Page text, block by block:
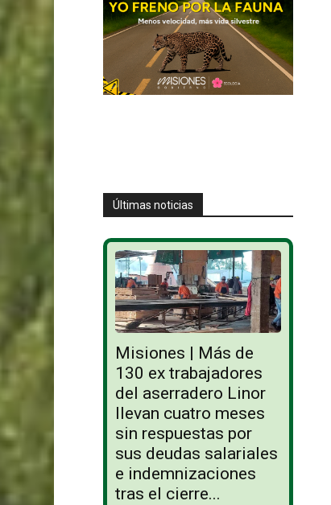
Últimas noticias
Misiones | Más de
130 ex trabajadores
del aserradero Linor
llevan cuatro meses
sin respuestas por
sus deudas salariales
e indemnizaciones
tras el cierre...